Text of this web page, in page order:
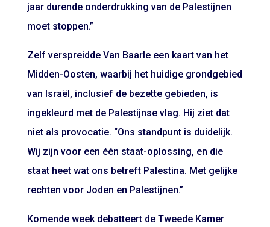
jaar durende onderdrukking van de Palestijnen
moet stoppen.”
Zelf verspreidde Van Baarle een kaart van het
Midden-Oosten, waarbij het huidige grondgebied
van Israël, inclusief de bezette gebieden, is
ingekleurd met de Palestijnse vlag. Hij ziet dat
niet als provocatie. “Ons standpunt is duidelijk.
Wij zijn voor een één staat-oplossing, en die
staat heet wat ons betreft Palestina. Met gelijke
rechten voor Joden en Palestijnen.”
Komende week debatteert de Tweede Kamer